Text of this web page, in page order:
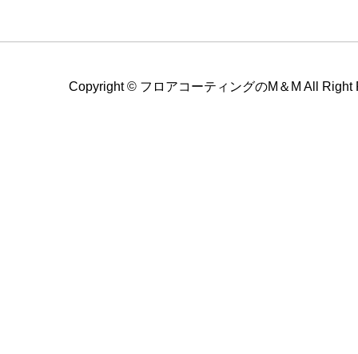
Copyright © フロアコーティングのM＆M All Right